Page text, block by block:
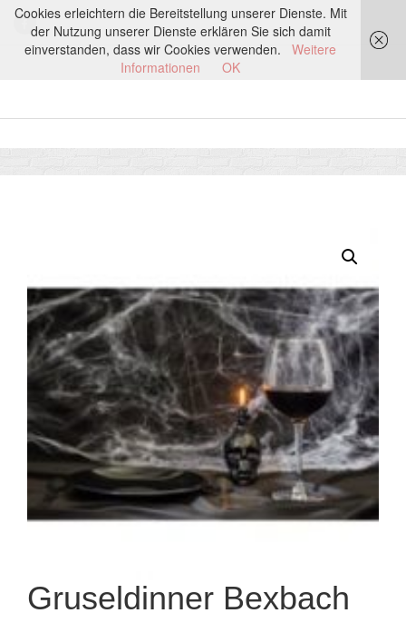
Gruseldinner Bexbach
Cookies erleichtern die Bereitstellung unserer Dienste. Mit
der Nutzung unserer Dienste erklären Sie sich damit
einverstanden, dass wir Cookies verwenden.
Weitere
Informationen
OK